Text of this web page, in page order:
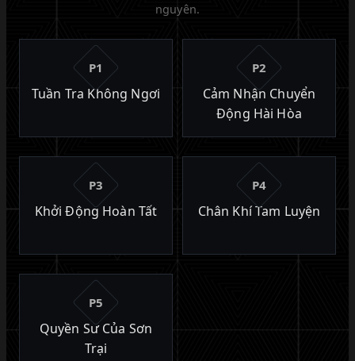
nguyên.
P1
Tuần Tra Không Ngơi
P2
Cảm Nhận Chuyển
Động Hài Hòa
P3
Khởi Động Hoàn Tất
P4
Chân Khí Tam Luyện
P5
Quyền Sư Của Sơn
Trại